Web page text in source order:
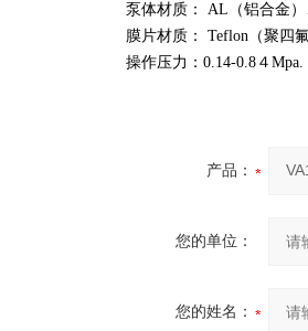
泵体材质： AL（铝合金
膜片材质： Teflon（聚四
操作压力：0.14-0.8４Mpa.
产品：
您的单位：
您的姓名：